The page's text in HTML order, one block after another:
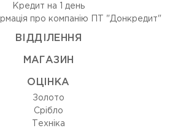
Кредит на 1 день
про компанію ПТ "Донкредит"
ВIДДIЛЕННЯ
МАГАЗИН
ОЦIНКА
Золото
Срiбло
Технiка